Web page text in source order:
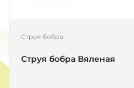
Струя бобра
Струя бобра Вяленая